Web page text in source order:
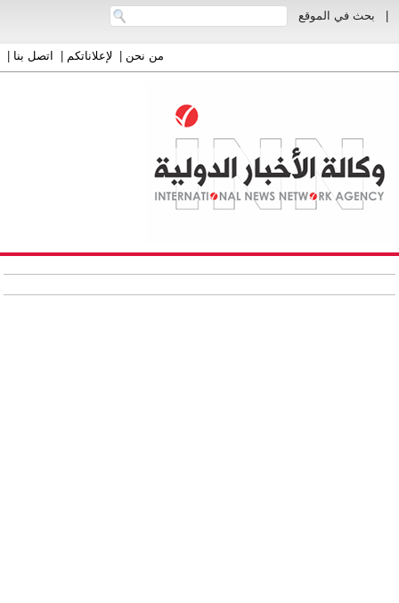
بحث في الموقع
من نحن| لإعلاناتكم| اتصل بنا|